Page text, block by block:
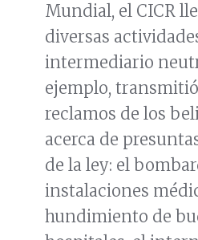
Mundial, el CICR
diversas
intermediario
ejemplo,
reclamos de los
acerca de
de la ley: el
instalaciones
hundimiento de